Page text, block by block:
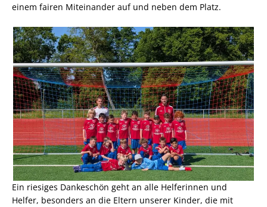
einem fairen Miteinander auf und neben dem Platz.
Ein riesiges Dankeschön geht an alle Helferinnen und
Helfer, besonders an die Eltern unserer Kinder, die mit